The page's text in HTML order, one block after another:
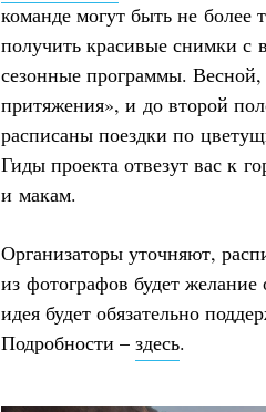
команде могут быть не более
получить красивые снимки с
сезонные программы.
притяжения», и до второй
расписаны поездки по
Гиды проекта отвезут вас к
и макам.
Организаторы уточняют,
из фотографов будет желание
идея будет обязательно
Подробности – здесь.